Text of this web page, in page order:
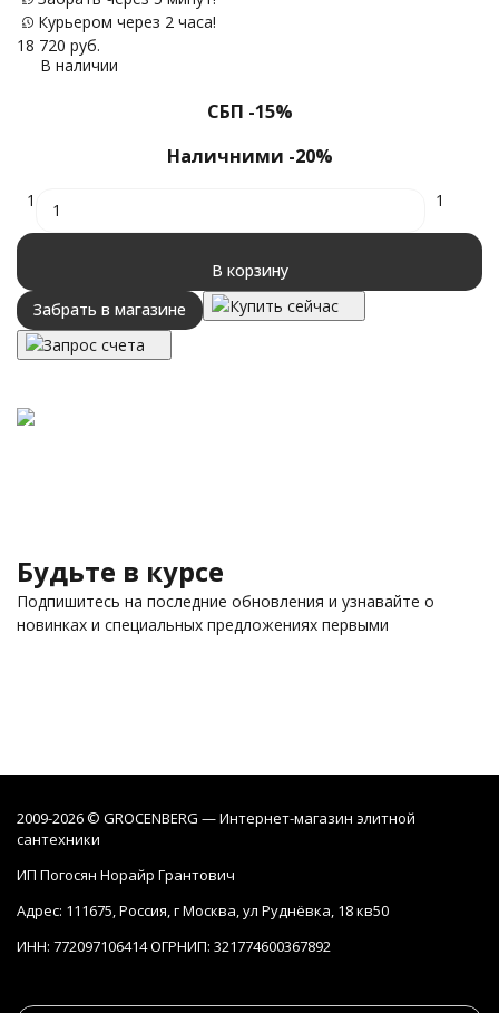
Курьером через 2 часа!
18 720 руб.
В наличии
СБП -15%
Наличними -20%
1 1
В корзину
Забрать в магазине
Купить сейчас
Запрос счета
Будьте в курсе
Подпишитесь на последние обновления и узнавайте о
новинках и специальных предложениях первыми
2009-2026 © GROCENBERG — Интернет-магазин элитной
сантехники
ИП Погосян Норайр Грантович
Адрес: 111675, Россия, г Москва, ул Руднёвка, 18 кв50
ИНН: 772097106414 ОГРНИП: 321774600367892